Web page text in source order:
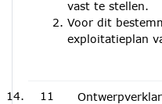
vast te stellen.
Voor dit
exploitatieplan
11